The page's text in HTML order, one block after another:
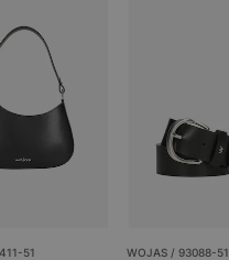
51 WOJAS / 93088-51